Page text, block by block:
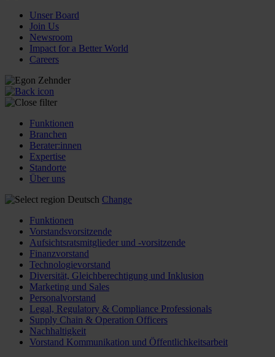
Unser Board
Join Us
Newsroom
Impact for a Better World
Careers
Funktionen
Branchen
Berater:innen
Expertise
Standorte
Über uns
Deutsch Change
Funktionen
Vorstandsvorsitzende
Aufsichtsratsmitglieder und -vorsitzende
Finanzvorstand
Technologievorstand
Diversität, Gleichberechtigung und Inklusion
Marketing und Sales
Personalvorstand
Legal, Regulatory & Compliance Professionals
Supply Chain & Operation Officers
Nachhaltigkeit
Vorstand Kommunikation und Öffentlichkeitsarbeit